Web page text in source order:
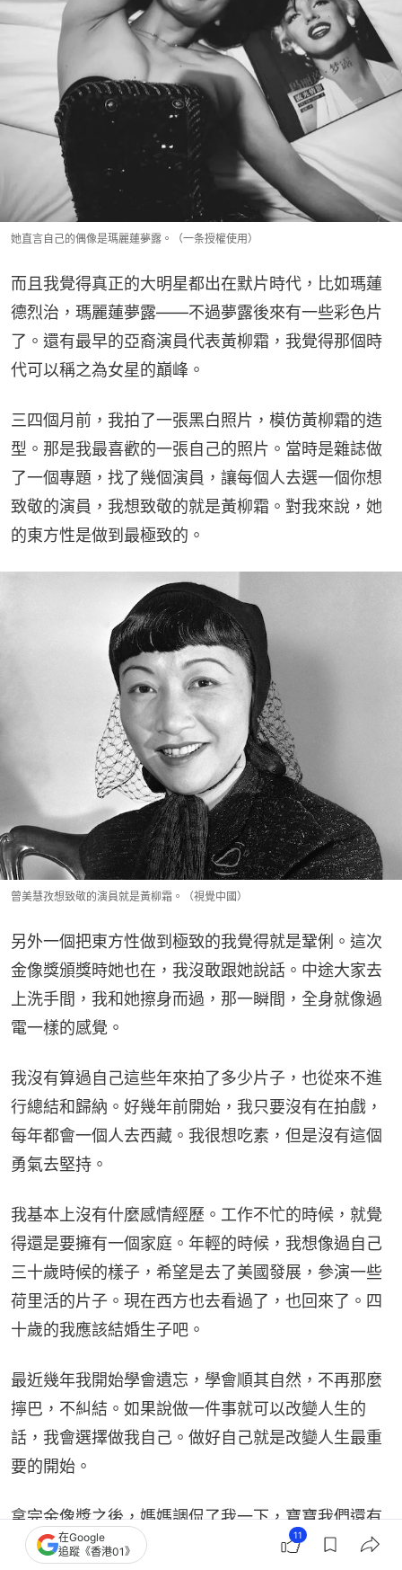
她直言自己的偶像是瑪麗蓮夢露。（一条授權使用）
而且我覺得真正的大明星都出在默片時代，比如瑪蓮
德烈治，瑪麗蓮夢露——不過夢露後來有一些彩色片
了。還有最早的亞裔演員代表黃柳霜，我覺得那個時
代可以稱之為女星的巔峰。
三四個月前，我拍了一張黑白照片，模仿黃柳霜的造
型。那是我最喜歡的一張自己的照片。當時是雜誌做
了一個專題，找了幾個演員，讓每個人去選一個你想
致敬的演員，我想致敬的就是黃柳霜。對我來說，她
的東方性是做到最極致的。
曾美慧孜想致敬的演員就是黃柳霜。（視覺中國）
另外一個把東方性做到極致的我覺得就是鞏俐。這次
金像獎頒獎時她也在，我沒敢跟她說話。中途大家去
上洗手間，我和她擦身而過，那一瞬間，全身就像過
電一樣的感覺。
我沒有算過自己這些年來拍了多少片子，也從來不進
行總結和歸納。好幾年前開始，我只要沒有在拍戲，
每年都會一個人去西藏。我很想吃素，但是沒有這個
勇氣去堅持。
我基本上沒有什麼感情經歷。工作不忙的時候，就覺
得還是要擁有一個家庭。年輕的時候，我想像過自己
三十歲時候的樣子，希望是去了美國發展，參演一些
荷里活的片子。現在西方也去看過了，也回來了。四
十歲的我應該結婚生子吧。
最近幾年我開始學會遺忘，學會順其自然，不再那麼
擰巴，不糾結。如果說做一件事就可以改變人生的
話，我會選擇做我自己。做好自己就是改變人生最重
要的開始。
拿完金像獎之後，媽媽調侃了我一下，寶寶我們還有
奧斯卡對不對？
在Google
追蹤《香港01》
11